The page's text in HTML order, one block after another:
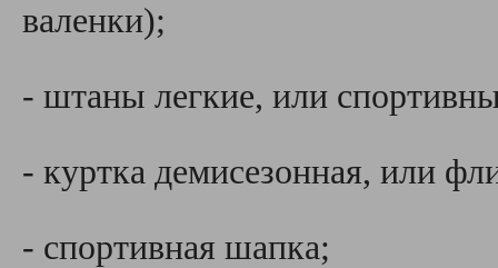
валенки);
- штаны легкие, или
- куртка демисезонная, или
- спортивная шапка;